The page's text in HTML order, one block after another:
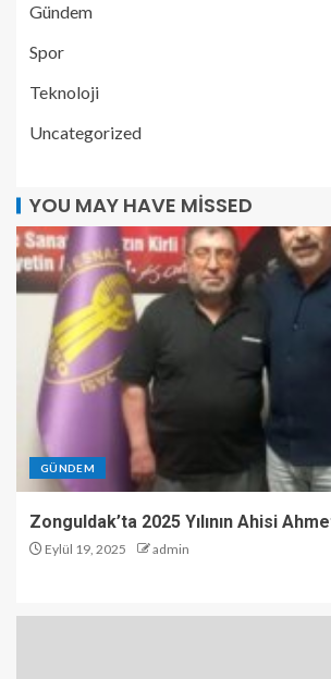
Gündem
Spor
Teknoloji
Uncategorized
YOU MAY HAVE MISSED
GÜNDEM
Zonguldak’ta 2025 Yılının Ahisi
Eylül 19, 2025 admin